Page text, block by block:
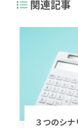
関連記事
３つのシ